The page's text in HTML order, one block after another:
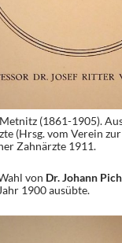
(1861-1905).
(Hrsg. vom Verein
Zahnärzte 1911.
von Dr. Johann
1900 ausübte.